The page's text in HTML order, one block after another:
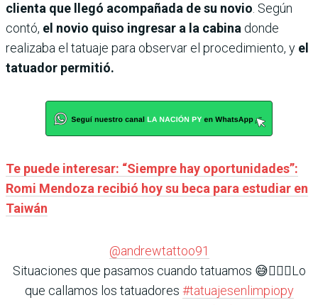
clienta que llegó acompañada de su novio. Según
contó, el novio quiso ingresar a la cabina donde
realizaba el tatuaje para observar el procedimiento, y el
tatuador permitió.
Te puede interesar: “Siempre hay oportunidades”:
Romi Mendoza recibió hoy su beca para estudiar en
Taiwán
@andrewtattoo91
Situaciones que pasamos cuando tatuamos 😅🤷🏻‍♂️Lo
que callamos los tatuadores #tatuajesenlimpiopy